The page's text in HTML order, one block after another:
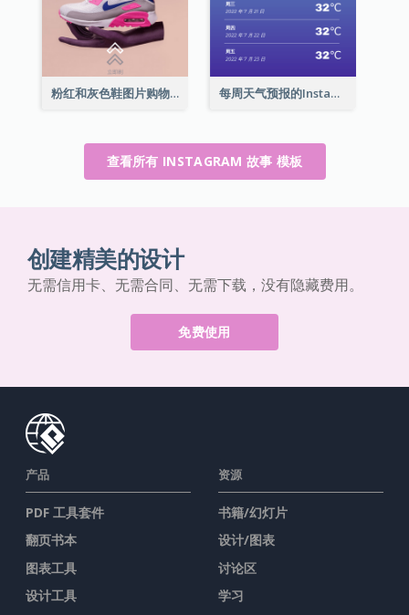
粉红和灰色鞋图片购物中心Instagram限时动态 每周天气预报的Instagram限时动态
查看所有 INSTAGRAM 故事 模板
创建精美的设计
无需信用卡、无需合同、无需下载，没有隐藏费用。
免费使用
产品
PDF 工具套件
翻页书本
图表工具
设计工具
资源
书籍/幻灯片
设计/图表
讨论区
学习